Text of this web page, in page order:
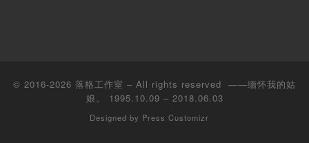
© 2016-2026 落格工作室 – All rights reserved ——缅怀我的姑
娘。 1995.10.09 – 2018.06.03
Designed by Press Customizr